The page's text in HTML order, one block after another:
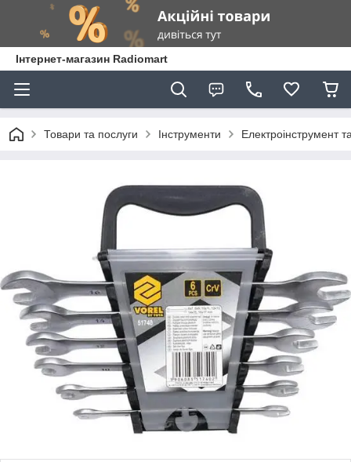
Інтернет-магазин Radiomart
Товари та послуги Інструменти Електроінструмент